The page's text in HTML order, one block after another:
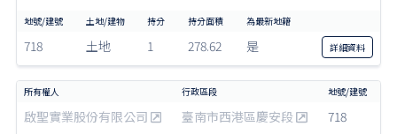
718 土地 1 278.62 是 詳細資料
啟聖實業股份有限公司 臺南市西港區慶安段 718